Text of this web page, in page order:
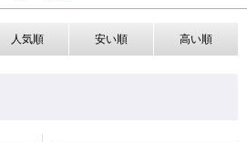
人気順 安い順 高い順